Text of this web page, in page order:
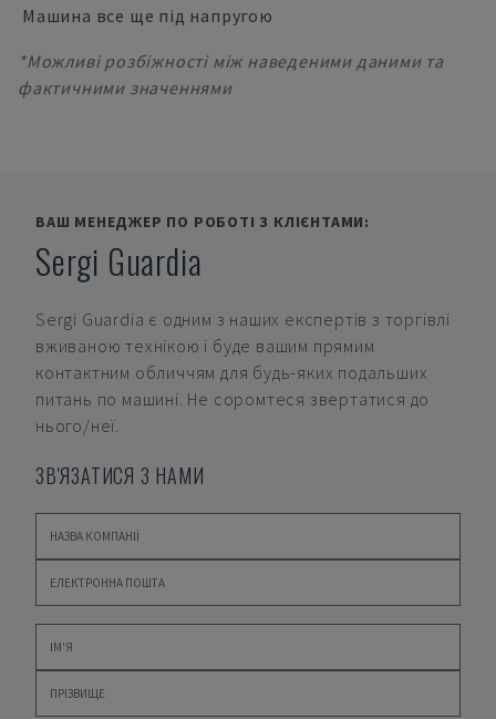
Машина все ще під напругою
*Можливі розбіжності між наведеними даними та
фактичними значеннями
ВАШ МЕНЕДЖЕР ПО РОБОТІ З КЛІЄНТАМИ:
Sergi Guardia
Sergi Guardia є одним з наших експертів з торгівлі
вживаною технікою і буде вашим прямим
контактним обличчям для будь-яких подальших
питань по машині. Не соромтеся звертатися до
нього/неї.
ЗВ'ЯЗАТИСЯ З НАМИ